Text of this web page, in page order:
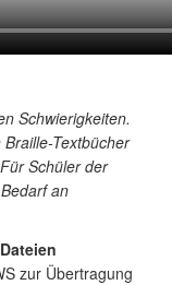
Schwierigkeiten.
Textbücher
Schüler der
an
zur Übertragung